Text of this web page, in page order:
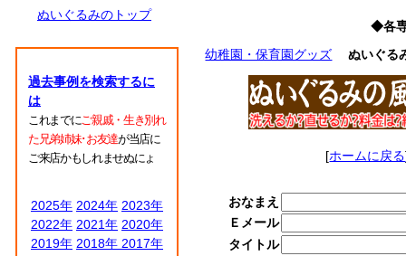
ぬいぐるみのトップ
過去事例を検索するに
は
これまでにご親戚・生き別れ
た兄弟姉妹･お友達が当店に
ご来店かもしれませぬにょ
2025年 2024年 2023年
2022年 2021年 2020年
2019年 2018年 2017年
◆各
幼稚園・保育園グッズ
ぬいぐる
[ホームに戻る
おなまえ
Ｅメール
タイトル